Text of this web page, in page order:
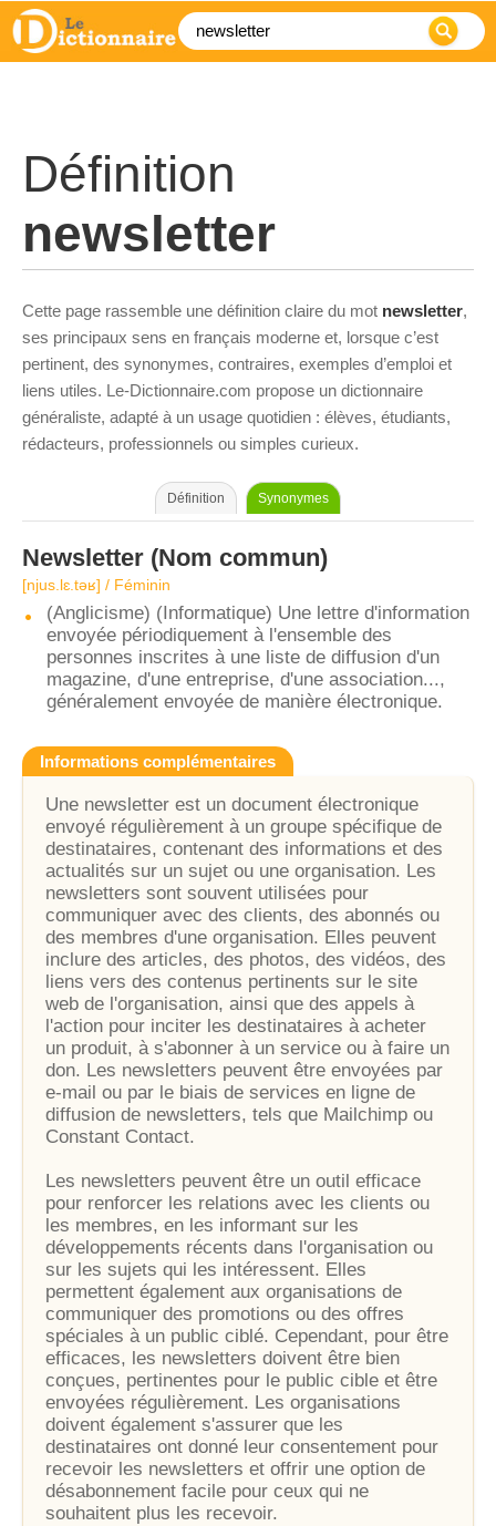
Définition
newsletter
Cette page rassemble une définition claire du mot newsletter,
ses principaux sens en français moderne et, lorsque c’est
pertinent, des synonymes, contraires, exemples d’emploi et
liens utiles. Le-Dictionnaire.com propose un dictionnaire
généraliste, adapté à un usage quotidien : élèves, étudiants,
rédacteurs, professionnels ou simples curieux.
Définition Synonymes
Newsletter (Nom commun)
[njus.lɛ.təʁ] / Féminin
(Anglicisme) (Informatique) Une lettre d'information
envoyée périodiquement à l'ensemble des
personnes inscrites à une liste de diffusion d'un
magazine, d'une entreprise, d'une association...,
généralement envoyée de manière électronique.
Informations complémentaires
Une newsletter est un document électronique
envoyé régulièrement à un groupe spécifique de
destinataires, contenant des informations et des
actualités sur un sujet ou une organisation. Les
newsletters sont souvent utilisées pour
communiquer avec des clients, des abonnés ou
des membres d'une organisation. Elles peuvent
inclure des articles, des photos, des vidéos, des
liens vers des contenus pertinents sur le site
web de l'organisation, ainsi que des appels à
l'action pour inciter les destinataires à acheter
un produit, à s'abonner à un service ou à faire un
don. Les newsletters peuvent être envoyées par
e-mail ou par le biais de services en ligne de
diffusion de newsletters, tels que Mailchimp ou
Constant Contact.
Les newsletters peuvent être un outil efficace
pour renforcer les relations avec les clients ou
les membres, en les informant sur les
développements récents dans l'organisation ou
sur les sujets qui les intéressent. Elles
permettent également aux organisations de
communiquer des promotions ou des offres
spéciales à un public ciblé. Cependant, pour être
efficaces, les newsletters doivent être bien
conçues, pertinentes pour le public cible et être
envoyées régulièrement. Les organisations
doivent également s'assurer que les
destinataires ont donné leur consentement pour
recevoir les newsletters et offrir une option de
désabonnement facile pour ceux qui ne
souhaitent plus les recevoir.